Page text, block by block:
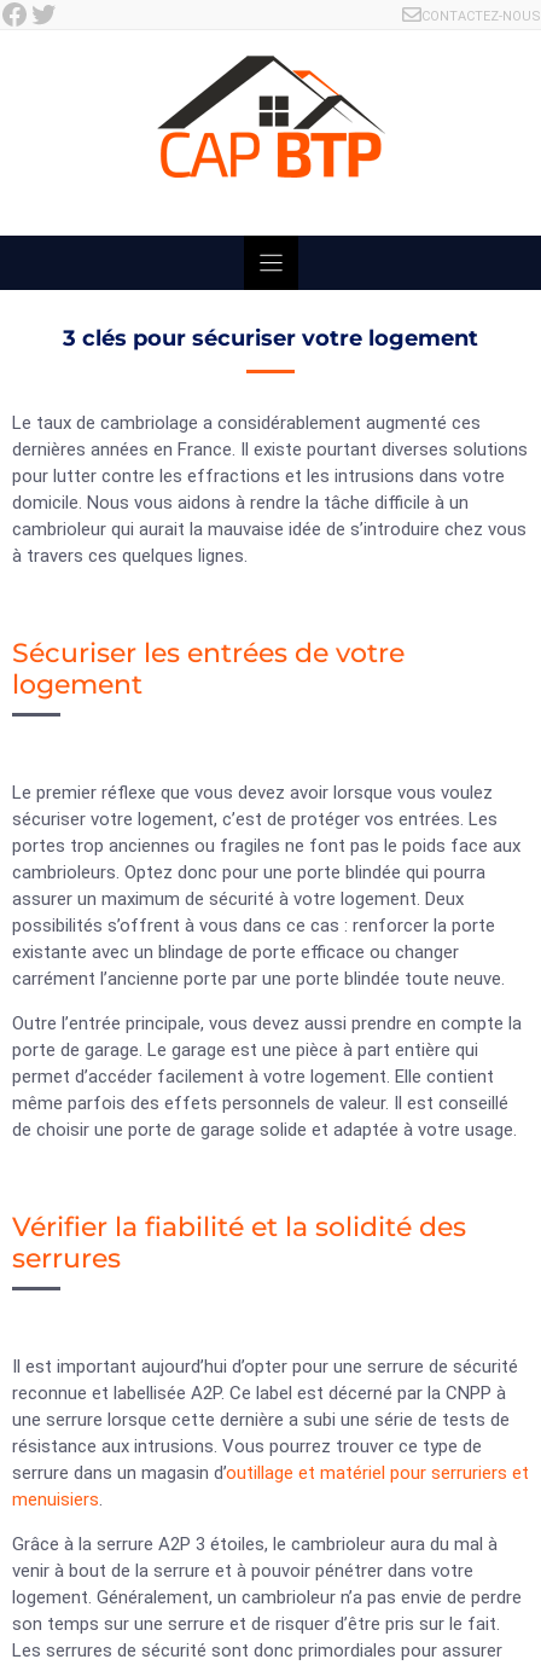
Skip
Facebook Twitter CONTACTEZ-NOUS
3 clés pour sécuriser votre logement
Le taux de cambriolage a considérablement augmenté ces
dernières années en France. Il existe pourtant diverses solutions
pour lutter contre les effractions et les intrusions dans votre
domicile. Nous vous aidons à rendre la tâche difficile à un
cambrioleur qui aurait la mauvaise idée de s’introduire chez vous
à travers ces quelques lignes.
Sécuriser les entrées de votre
logement
Le premier réflexe que vous devez avoir lorsque vous voulez
sécuriser votre logement, c’est de protéger vos entrées. Les
portes trop anciennes ou fragiles ne font pas le poids face aux
cambrioleurs. Optez donc pour une porte blindée qui pourra
assurer un maximum de sécurité à votre logement. Deux
possibilités s’offrent à vous dans ce cas : renforcer la porte
existante avec un blindage de porte efficace ou changer
carrément l’ancienne porte par une porte blindée toute neuve.
Outre l’entrée principale, vous devez aussi prendre en compte la
porte de garage. Le garage est une pièce à part entière qui
permet d’accéder facilement à votre logement. Elle contient
même parfois des effets personnels de valeur. Il est conseillé
de choisir une porte de garage solide et adaptée à votre usage.
Vérifier la fiabilité et la solidité des
serrures
Il est important aujourd’hui d’opter pour une serrure de sécurité
reconnue et labellisée A2P. Ce label est décerné par la CNPP à
une serrure lorsque cette dernière a subi une série de tests de
résistance aux intrusions. Vous pourrez trouver ce type de
serrure dans un magasin d’outillage et matériel pour serruriers et
menuisiers.
Grâce à la serrure A2P 3 étoiles, le cambrioleur aura du mal à
venir à bout de la serrure et à pouvoir pénétrer dans votre
logement. Généralement, un cambrioleur n’a pas envie de perdre
son temps sur une serrure et de risquer d’être pris sur le fait.
Les serrures de sécurité sont donc primordiales pour assurer